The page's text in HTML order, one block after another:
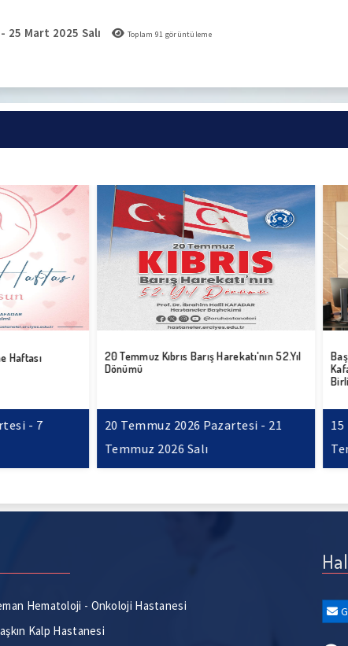
Mart 2025 Salı Toplam 91 görüntüleme
- 7
20 Temmuz Kıbrıs Barış Harekatı'nın 52.Yıl
Dönümü
20 Temmuz 2026 Pazartesi - 21
Temmuz 2026 Salı
15
Hematoloji - Onkoloji Hastanesi
Kalp Hastanesi